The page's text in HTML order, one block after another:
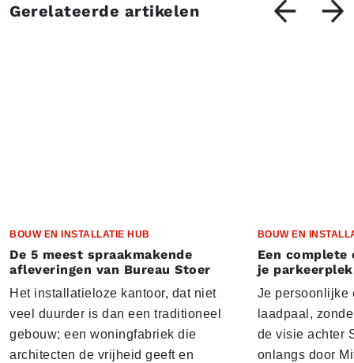
Gerelateerde artikelen
BOUW EN INSTALLATIE HUB
De 5 meest spraakmakende
afleveringen van Bureau Stoer
Het installatieloze kantoor, dat niet
veel duurder is dan een traditioneel
gebouw; een woningfabriek die
architecten de vrijheid geeft en
BOUW EN
Een complete
je parkeerplek
Je persoonlijke
laadpaal,
de visie achter
onlangs door